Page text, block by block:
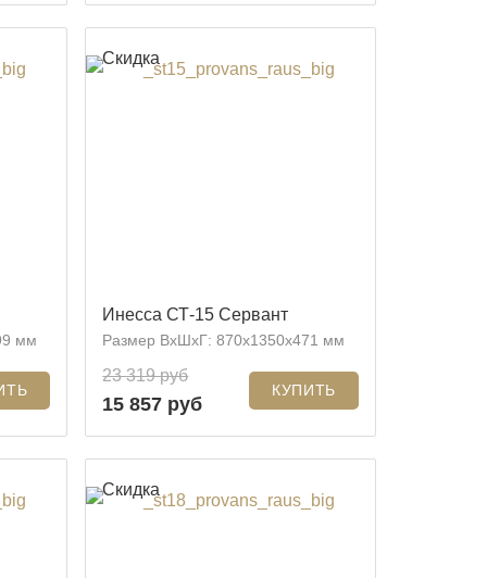
мм
Скидка
Инесса СТ-15 Сервант
Размер ВхШхГ: 870x1350x471 мм
23 319 руб
15 857 руб
Скидка